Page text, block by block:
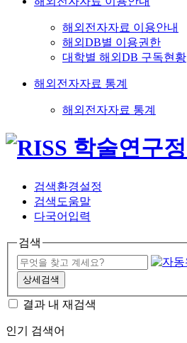
해외전자자료 이용안내
해외DB별 이용권한
대학별 해외DB 구독현황
해외전자자료 통계
해외전자자료 통계
검색환경설정
검색도움말
다국어입력
검색
상세검색
결과 내 재검색
인기 검색어